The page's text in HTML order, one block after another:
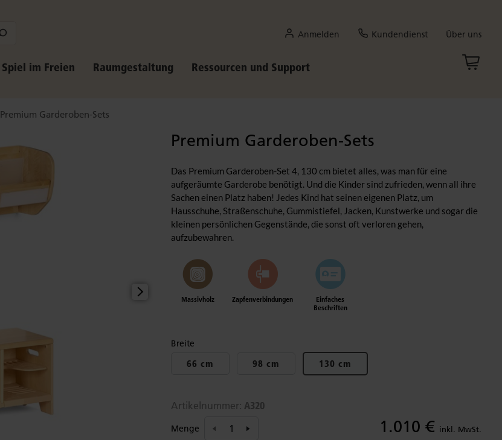
Anmelden Kundendienst Über uns
Spiel im Freien Raumgestaltung Ressourcen und Support
Premium Garderoben-Sets
Premium Garderoben-Sets
Das Premium Garderoben-Set 4, 130 cm bietet alles, was man für eine
aufgeräumte Garderobe benötigt. Und die Kinder sind zufrieden, wenn all ihre
Sachen einen Platz haben! Jedes Kind hat seinen eigenen Platz, um
Hausschuhe, Straßenschuhe, Gummistiefel, Jacken, Kunstwerke und sogar die
kleinen persönlichen Gegenstände, die sonst oft verloren gehen,
aufzubewahren.
Massivholz Zapfenverbindungen
Einfaches
Beschriften
Breite
66 cm 98 cm 130 cm
Artikelnummer: A320
Menge 1.010 € inkl. MwSt.